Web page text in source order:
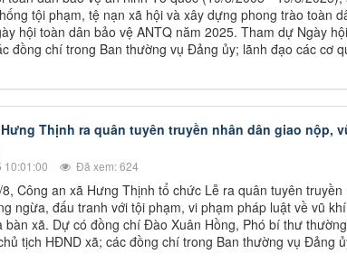
tội phạm, tệ nạn xã hội và xây dựng phong trào toàn
hội toàn dân bảo vệ ANTQ năm 2025. Tham dự Ngày
đồng chí trong Ban thường vụ Đảng ủy; lãnh đạo các cơ
Thịnh ra quân tuyên truyền nhân dân giao nộp,
10:01:00 Đã xem: 624
Công an xã Hưng Thịnh tổ chức Lễ ra quân tuyên
ngừa, đấu tranh với tội phạm, vi phạm pháp luật về vũ
bàn xã. Dự có đồng chí Đào Xuân Hồng, Phó bí thư
tịch HĐND xã; các đồng chí trong Ban thường vụ Đảng